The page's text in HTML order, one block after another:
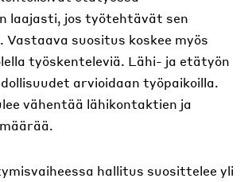
laajasti, jos työtehtävät sen
suositus koskee myös
työskenteleviä. Lähi- ja etätyön
arvioidaan työpaikoilla.
vähentää lähikontaktien ja
hallitus suosittelee yli